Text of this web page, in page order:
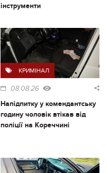
інструменти
КРИМІНАЛ
08.08.26
Напідпитку у комендантську
годину чоловік втікав від
поліції на Кореччині